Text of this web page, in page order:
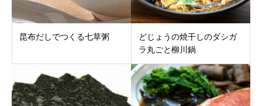
昆布だしでつくる七草粥
どじょうの焼干しのダシガ
ラ丸ごと柳川鍋